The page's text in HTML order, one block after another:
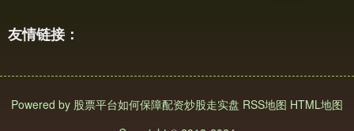
友情链接：
Powered by 股票平台如何保障配资炒股走实盘 RSS地图 HTML地图